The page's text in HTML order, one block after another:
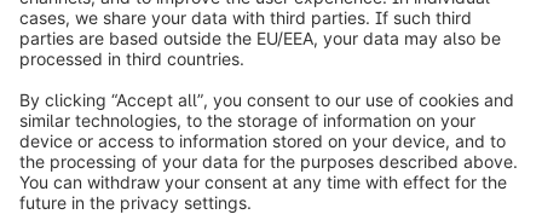
info@shopware.com
Informazioni su Shopware
Prodotti
Soluzioni